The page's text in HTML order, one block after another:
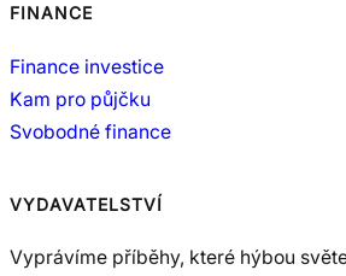
FINANCE
Finance investice
Kam pro půjčku
Svobodné finance
VYDAVATELSTVÍ
Vyprávíme příběhy, které hýbou